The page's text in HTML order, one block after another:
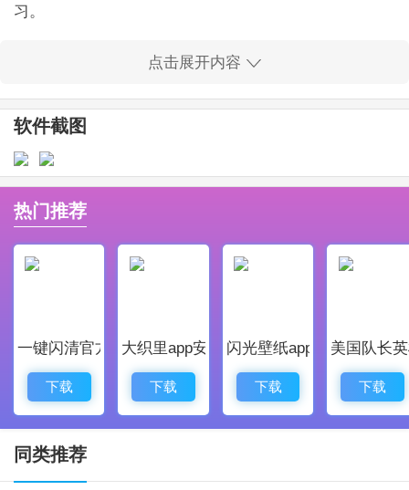
习。
题，以帮助提高学习成绩。
优题网电脑版软件亮点
1，学习进度
能够记录学生的学习进度并不断巩固知识
2，互动式教学
老师和学生可以使用此平台在网上获得交互式学习
体验，还可以分配作业
书知识进行培训时可以获得良好的体验
4.随时学习
通过该软件，你可以随时打开它以获取其中的学习
知识，并获得有趣的学习体验。
点击展开内容
软件截图
热门推荐
一键闪清官方最新版
下载
大织里app安卓版
下载
闪光壁纸app安卓最新版
下载
美国队长
下载
同类推荐